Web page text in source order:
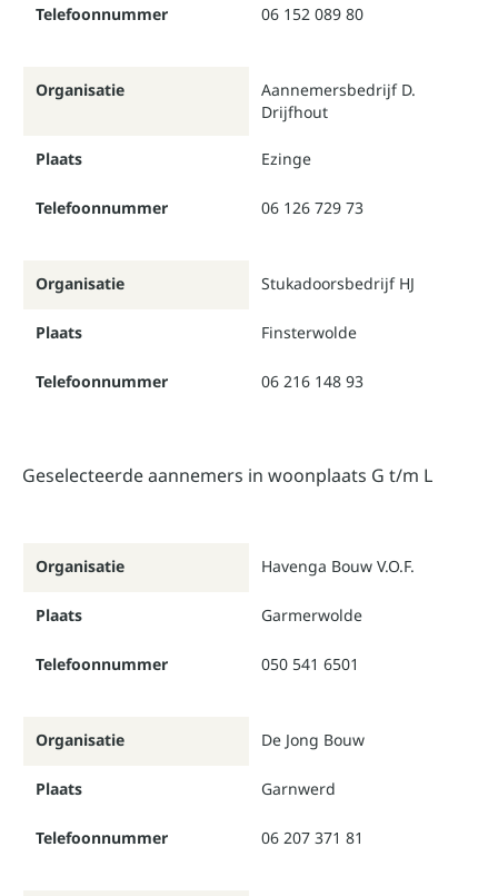
Telefoonnummer 06 152 089 80
Organisatie
Plaats
Telefoonnummer
Aannemersbedrijf D.
Drijfhout
Ezinge
06 126 729 73
Organisatie
Plaats
Telefoonnummer
Stukadoorsbedrijf HJ
Finsterwolde
06 216 148 93
Geselecteerde aannemers in woonplaats G t/m L
Organisatie
Plaats
Telefoonnummer
Havenga Bouw V.O.F.
Garmerwolde
050 541 6501
Organisatie
Plaats
Telefoonnummer
De Jong Bouw
Garnwerd
06 207 371 81